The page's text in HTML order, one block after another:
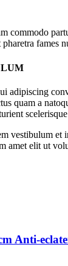
commodo
fames
adipiscing
quam a
vestibulum
amet elit ut
Anti-